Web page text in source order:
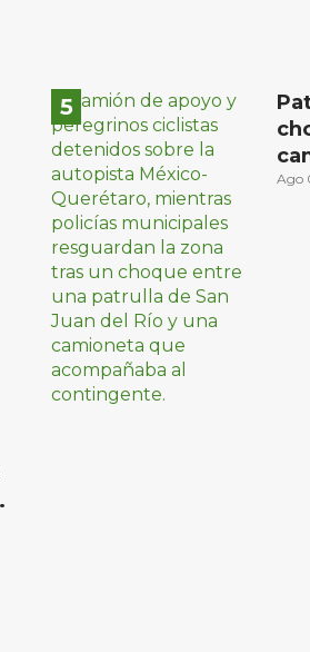
Ago